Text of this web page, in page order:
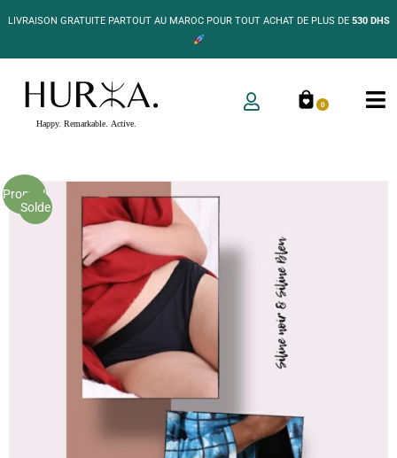
LIVRAISON GRATUITE PARTOUT AU MAROC POUR TOUT ACHAT DE PLUS DE530 DHS
0
Promo !
Solde